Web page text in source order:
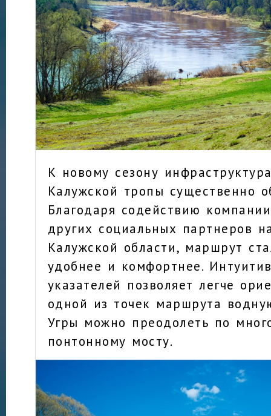
К новому сезону
Калужской тропы существенно
Благодаря содействию
других социальных партнеров
Калужской области, маршрут
удобнее и комфортнее.
указателей позволяет легче
одной из точек маршрута
Угры можно преодолеть по
понтонному мосту.